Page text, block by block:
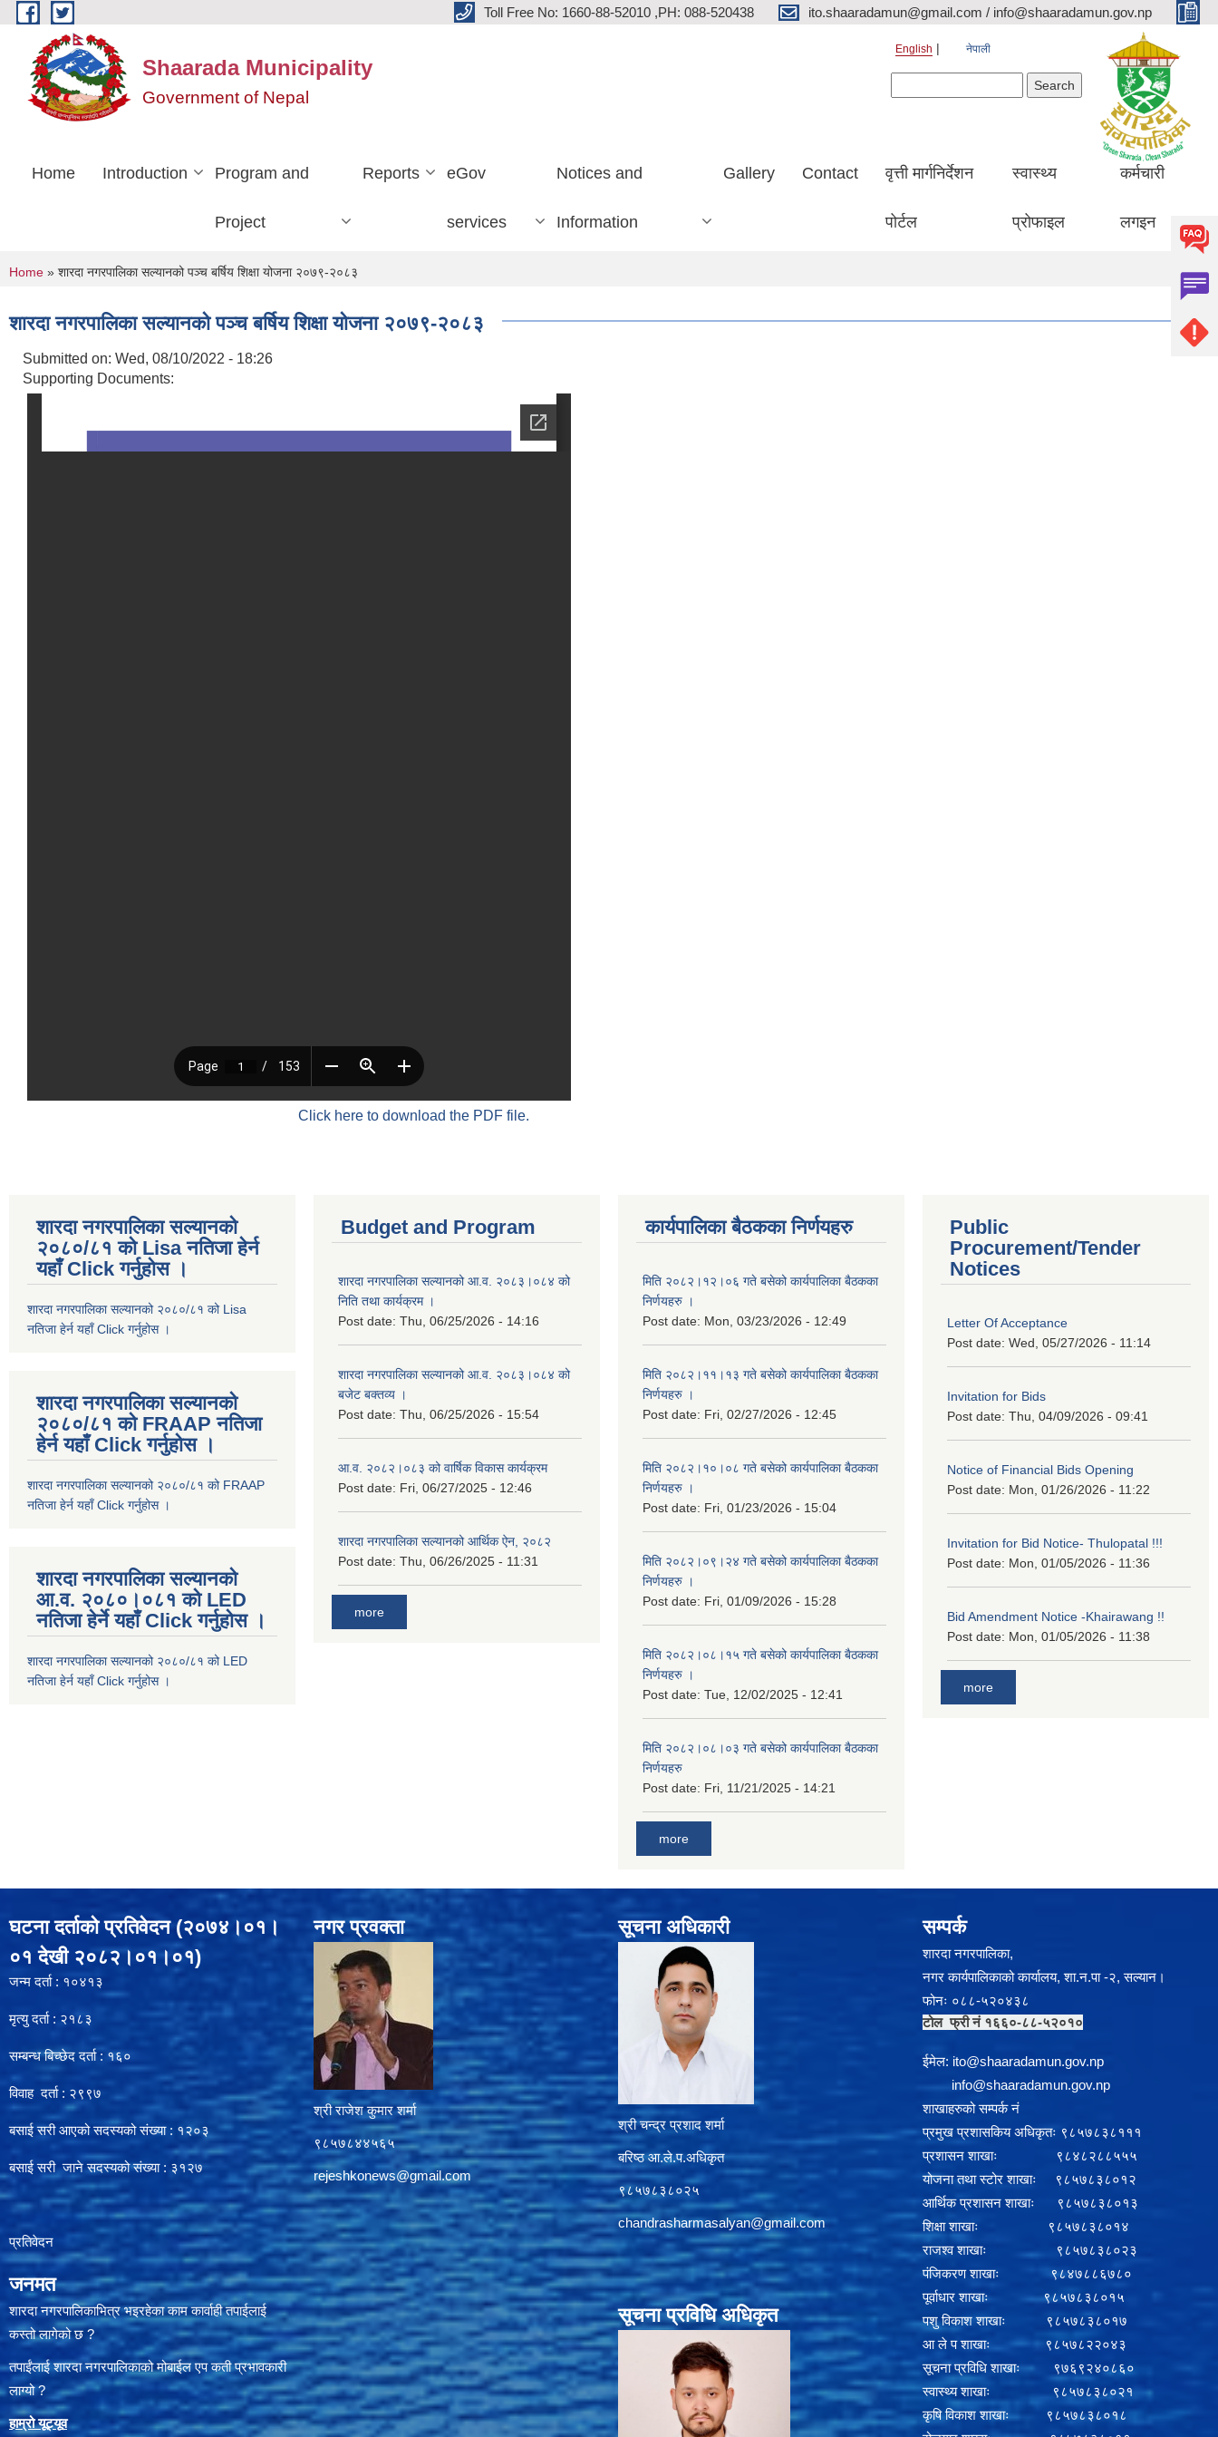
Skip to main content Toll Free No: 1660-88-52010 ,PH: 088-520438 ito.shaaradamun@gmail.com / info@shaaradamun.gov.np
Shaarada Municipality
Government of Nepal
English नेपाली
Home Introduction Program and
Project
Reports eGov
services
Notices and
Information
Gallery Contact वृत्ती मार्गनिर्देशन
पोर्टल
स्वास्थ्य
प्रोफाइल
कर्मचारी
लगइन
You are here
Home » शारदा नगरपालिका सल्यानको पञ्च बर्षिय शिक्षा योजना २०७९-२०८३
शारदा नगरपालिका सल्यानको पञ्च बर्षिय शिक्षा योजना २०७९-२०८३
Submitted on: Wed, 08/10/2022 - 18:26
Supporting Documents:
Click here to download the PDF file.
शारदा नगरपालिका सल्यानको
२०८०/८१ को Lisa नतिजा हेर्न
यहाँ Click गर्नुहोस ।
शारदा नगरपालिका सल्यानको २०८०/८१ को Lisa
नतिजा हेर्न यहाँ Click गर्नुहोस ।
शारदा नगरपालिका सल्यानको
२०८०/८१ को FRAAP नतिजा
हेर्न यहाँ Click गर्नुहोस ।
शारदा नगरपालिका सल्यानको २०८०/८१ को FRAAP
नतिजा हेर्न यहाँ Click गर्नुहोस ।
शारदा नगरपालिका सल्यानको
आ.व. २०८०।०८१ को LED
नतिजा हेर्ने यहाँ Click गर्नुहोस ।
शारदा नगरपालिका सल्यानको २०८०/८१ को LED
नतिजा हेर्न यहाँ Click गर्नुहोस ।
Budget and Program
शारदा नगरपालिका सल्यानको आ.व. २०८३।०८४ को
निति तथा कार्यक्रम ।
Post date: Thu, 06/25/2026 - 14:16
शारदा नगरपालिका सल्यानको आ.व. २०८३।०८४ को
बजेट बक्तव्य ।
Post date: Thu, 06/25/2026 - 15:54
आ.व. २०८२।०८३ को वार्षिक विकास कार्यक्रम
Post date: Fri, 06/27/2025 - 12:46
शारदा नगरपालिका सल्यानको आर्थिक ऐन, २०८२
Post date: Thu, 06/26/2025 - 11:31
more
कार्यपालिका बैठकका निर्णयहरु
मिति २०८२।१२।०६ गते बसेको कार्यपालिका बैठकका
निर्णयहरु ।
Post date: Mon, 03/23/2026 - 12:49
मिति २०८२।११।१३ गते बसेको कार्यपालिका बैठकका
निर्णयहरु ।
Post date: Fri, 02/27/2026 - 12:45
मिति २०८२।१०।०८ गते बसेको कार्यपालिका बैठकका
निर्णयहरु ।
Post date: Fri, 01/23/2026 - 15:04
मिति २०८२।०९।२४ गते बसेको कार्यपालिका बैठकका
निर्णयहरु ।
Post date: Fri, 01/09/2026 - 15:28
मिति २०८२।०८।१५ गते बसेको कार्यपालिका बैठकका
निर्णयहरु ।
Post date: Tue, 12/02/2025 - 12:41
मिति २०८२।०८।०३ गते बसेको कार्यपालिका बैठकका
निर्णयहरु
Post date: Fri, 11/21/2025 - 14:21
more
Public
Procurement/Tender
Notices
Letter Of Acceptance
Post date: Wed, 05/27/2026 - 11:14
Invitation for Bids
Post date: Thu, 04/09/2026 - 09:41
Notice of Financial Bids Opening
Post date: Mon, 01/26/2026 - 11:22
Invitation for Bid Notice- Thulopatal !!!
Post date: Mon, 01/05/2026 - 11:36
Bid Amendment Notice -Khairawang !!
Post date: Mon, 01/05/2026 - 11:38
more
घटना दर्ताको प्रतिवेदन (२०७४।०१।
०१ देखी २०८२।०१।०१)
जन्म दर्ता : १०४१३
मृत्यु दर्ता : २१८३
सम्बन्ध बिच्छेद दर्ता : १६०
विवाह दर्ता : २९९७
बसाई सरी आएको सदस्यको संख्या : १२०३
बसाई सरी जाने सदस्यको संख्या : ३१२७
प्रतिवेदन
जनमत
शारदा नगरपालिकाभित्र भइरहेका काम कार्वाही तपाईलाई
कस्तो लागेको छ ?
तपाईंलाई शारदा नगरपालिकाको मोबाईल एप कती प्रभावकारी
लाग्यो ?
हाम्रो यूट्यूव
नगर प्रवक्ता
श्री राजेश कुमार शर्मा
९८५७८४४५६५
rejeshkonews@gmail.com
सूचना अधिकारी
श्री चन्द्र प्रशाद शर्मा
बरिष्ठ आ.ले.प.अधिकृत
९८५७८३८०२५
chandrasharmasalyan@gmail.com
सूचना प्रविधि अधिकृत
सम्पर्क
शारदा नगरपालिका,
नगर कार्यपालिकाको कार्यालय, शा.न.पा -२, सल्यान।
फोनः ०८८-५२०४३८
टोल फ्री नं १६६०-८८-५२०१०
ईमेल: ito@shaaradamun.gov.np
info@shaaradamun.gov.np
शाखाहरुको सम्पर्क नं
प्रमुख प्रशासकिय अधिकृतः ९८५७८३८१११
प्रशासन शाखाः ९८४८२८८५५५
योजना तथा स्टोर शाखाः ९८५७८३८०१२
आर्थिक प्रशासन शाखाः ९८५७८३८०१३
शिक्षा शाखाः ९८५७८३८०१४
राजश्व शाखाः ९८५७८३८०२३
पंजिकरण शाखाः ९८४७८८६७८०
पूर्वाधार शाखाः ९८५७८३८०१५
पशु विकाश शाखाः ९८५७८३८०१७
आ ले प शाखाः ९८५७८२२०४३
सूचना प्रविधि शाखाः ९७६९२४०८६०
स्वास्थ्य शाखाः ९८५७८३८०२१
कृषि विकाश शाखाः ९८५७८३८०१८